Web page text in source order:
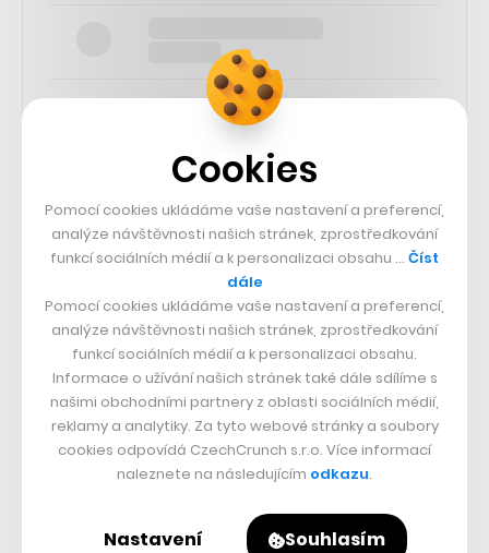
73k
25k
65k
56.4k
Cookies
Pomocí cookies ukládáme vaše nastavení a preferencí,
analýze návštěvnosti našich stránek, zprostředkování
funkcí sociálních médií a k personalizaci obsahu … Číst
dále
Pomocí cookies ukládáme vaše nastavení a preferencí,
analýze návštěvnosti našich stránek, zprostředkování
funkcí sociálních médií a k personalizaci obsahu.
Informace o užívání našich stránek také dále sdílíme s
našimi obchodními partnery z oblasti sociálních médií,
reklamy a analytiky. Za tyto webové stránky a soubory
cookies odpovídá CzechCrunch s.r.o. Více informací
naleznete na následujícím odkazu.
Nastavení Souhlasím